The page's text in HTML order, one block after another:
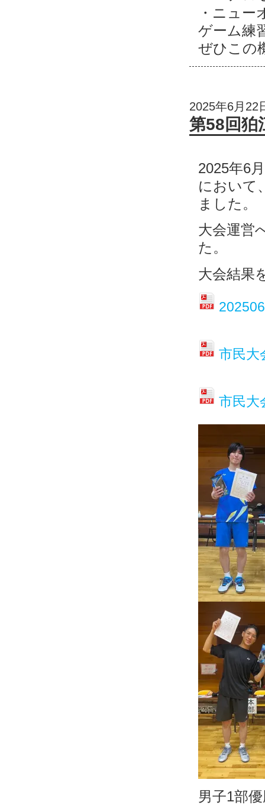
・ニュー
ゲーム練
ぜひこの
2025年6月22
第58回狛
2025年6
において
ました。
大会運営
た。
大会結果
市民大
市民大
男子1部